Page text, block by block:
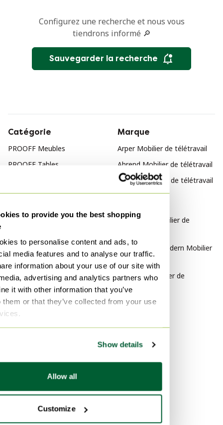
to provide you the best shopping
to personalise content and ads, to
media features and to analyse our traffic.
information about your use of our site with
advertising and analytics partners who
it with other information that you’ve
them or that they’ve collected from your use
Show details
Allow all
Customize
Configurez une recherche et nous vous
tiendrons informé 🔎
Sauvegarder la recherche
Catégorie
PROOFF Meubles
PROOFF Tables
Marque
Arper Mobilier de télétravail
Ahrend Mobilier de télétravail
BOREK Mobilier de télétravail
Spage Age Mobilier de
Mid Century Modern Mobilier
de télétravail
Moderne Mobilier de
télétravail
Matériau
Fonte Mobilier de télétravail
Métal Mobilier de télétravail
Transparent Mobilier de
télétravail